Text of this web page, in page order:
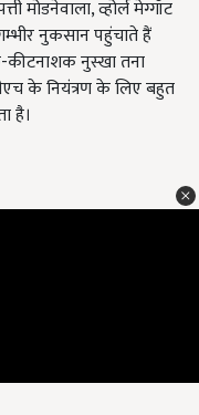
व्होर्ल मेग्गॉट
नुकसान पहुंचाते हैं
कीटनाशक नुस्खा तना
के नियंत्रण के लिए बहुत
है।